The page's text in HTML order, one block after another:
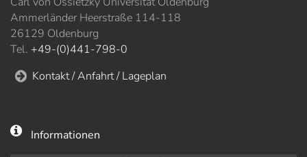
Ammerländer Heerstraße 114-118
26129 Oldenburg
Tel. +49-(0)441-798-0
Kontakt / Anfahrt / Lageplan
Informationen